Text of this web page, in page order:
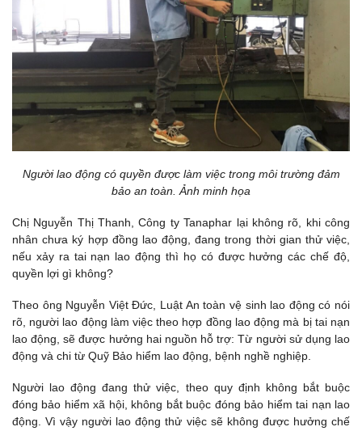
Người lao động có quyền được làm việc trong môi trường đảm
bảo an toàn. Ảnh minh họa
Chị Nguyễn Thị Thanh, Công ty Tanaphar lại không rõ, khi công
nhân chưa ký hợp đồng lao động, đang trong thời gian thử việc,
nếu xảy ra tai nạn lao động thì họ có được hưởng các chế độ,
quyền lợi gì không?
Theo ông Nguyễn Việt Đức, Luật An toàn vệ sinh lao động có nói
rõ, người lao động làm việc theo hợp đồng lao động mà bị tai nạn
lao động, sẽ được hưởng hai nguồn hỗ trợ: Từ người sử dụng lao
động và chi từ Quỹ Bảo hiểm lao động, bệnh nghề nghiệp.
Người lao động đang thử việc, theo quy định không bắt buộc
đóng bảo hiểm xã hội, không bắt buộc đóng bảo hiểm tai nạn lao
động. Vì vậy người lao động thử việc sẽ không được hưởng chế